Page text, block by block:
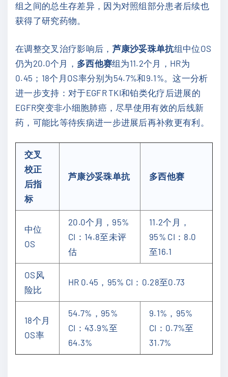
组之间的总生存差异，因为对照组部分患者后续也
获得了研究药物。
在调整交叉治疗影响后， 芦康沙妥珠单抗组中位OS
仍为20.0个月， 多西他赛组为11.2个月，HR为
0.45；18个月OS率分别为54.7%和9.1%。这一分析
进一步支持：对于EGFR TKI和铂类化疗后进展的
EGFR突变非小细胞肺癌，尽早使用有效的后线新
药，可能比等待疾病进一步进展后再补救更有利。
交叉
校正
后指
标
芦康沙妥珠单抗 多西他赛
中位
OS
20.0个月，95%
CI：14.8至未评
估
11.2个月，
95% CI：8.0
至16.1
OS风
险比
HR 0.45，95% CI：0.28至0.73
18个月
OS率
54.7%，95%
CI：43.9%至
64.3%
9.1%，95%
CI：0.7%至
31.7%